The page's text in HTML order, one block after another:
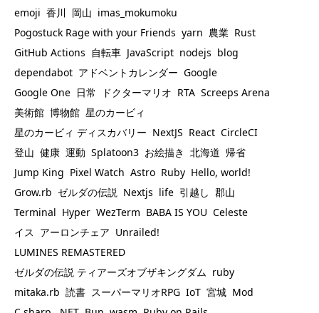
emoji 香川 岡山 imas_mokumoku
Pogostuck Rage with your Friends yarn 農業 Rust
GitHub Actions 自転車 JavaScript nodejs blog
dependabot アドベントカレンダー Google
Google One 日常 ドクターマリオ RTA Screeps Arena
美術館 博物館 星のカービィ
星のカービィ ディスカバリー NextJS React CircleCI
登山 健康 運動 Splatoon3 お絵描き 北海道 帰省
Jump King Pixel Watch Astro Ruby Hello, world!
Grow.rb ゼルダの伝説 Nextjs life 引越し 郡山
Terminal Hyper WezTerm BABA IS YOU Celeste
イス アーロンチェア Unrailed!
LUMINES REMASTERED
ゼルダの伝説 ティアーズオブザキングダム ruby
mitaka.rb 読書 スーパーマリオRPG IoT 宮城 Mod